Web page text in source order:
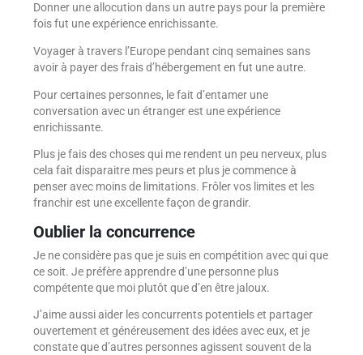
Donner une allocution dans un autre pays pour la première
fois fut une expérience enrichissante.
Voyager à travers l’Europe pendant cinq semaines sans
avoir à payer des frais d’hébergement en fut une autre.
Pour certaines personnes, le fait d’entamer une
conversation avec un étranger est une expérience
enrichissante.
Plus je fais des choses qui me rendent un peu nerveux, plus
cela fait disparaitre mes peurs et plus je commence à
penser avec moins de limitations. Frôler vos limites et les
franchir est une excellente façon de grandir.
Oublier la concurrence
Je ne considère pas que je suis en compétition avec qui que
ce soit. Je préfère apprendre d’une personne plus
compétente que moi plutôt que d’en être jaloux.
J’aime aussi aider les concurrents potentiels et partager
ouvertement et généreusement des idées avec eux, et je
constate que d’autres personnes agissent souvent de la